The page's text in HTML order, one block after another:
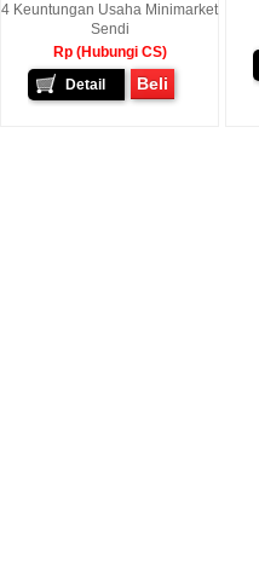
4 Keuntungan Usaha Minimarket
Sendi
Rp (Hubungi CS)
Detail
Beli